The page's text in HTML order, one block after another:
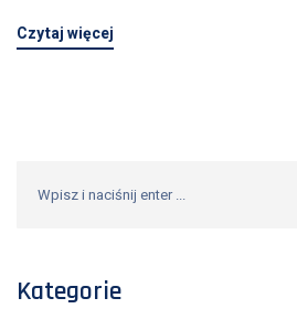
Czytaj więcej
Kategorie